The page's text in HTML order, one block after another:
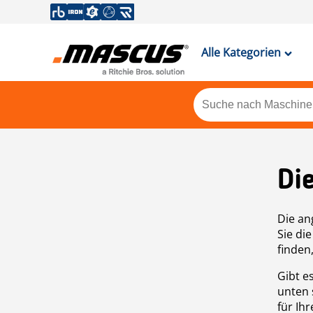
Alle Kategorien
Die
Sie
Gibt
unten
für